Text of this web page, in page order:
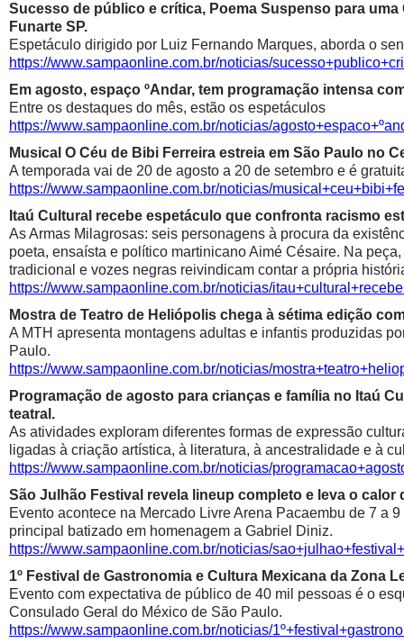
Sucesso de público e crítica, Poema Suspenso para
Funarte SP.
Espetáculo dirigido por Luiz Fernando Marques, aborda o
https://www.sampaonline.com.br/noticias/
Em agosto, espaço ºAndar, tem programação intensa
Entre os destaques do mês, estão os espetáculos
https://www.sampaonline.com.br/noticias/
Musical O Céu de Bibi Ferreira estreia em São Paulo no
A temporada vai de 20 de agosto a 20 de setembro e é
https://www.sampaonline.com.br/noticias/
Itaú Cultural recebe espetáculo que confronta racismo
As Armas Milagrosas: seis personagens à procura da
poeta, ensaísta e político martinicano Aimé Césaire. Na
tradicional e vozes negras reivindicam contar a própria
https://www.sampaonline.com.br/noticias/
Mostra de Teatro de Heliópolis chega à sétima edição
A MTH apresenta montagens adultas e infantis produzidas
Paulo.
https://www.sampaonline.com.br/noticias/
Programação de agosto para crianças e família no Itaú
teatral.
As atividades exploram diferentes formas de expressão
ligadas à criação artística, à literatura, à ancestralidade e à
https://www.sampaonline.com.br/noticias/
São Julhão Festival revela lineup completo e leva o calor
Evento acontece na Mercado Livre Arena Pacaembu de 7 a
principal batizado em homenagem a Gabriel Diniz.
https://www.sampaonline.com.br/noticias/
1º Festival de Gastronomia e Cultura Mexicana da Zona
Evento com expectativa de público de 40 mil pessoas é o
Consulado Geral do México de São Paulo.
https://www.sampaonline.com.br/noticias/